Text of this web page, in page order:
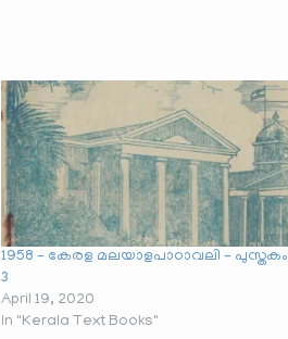
1958 – കേരള മലയാളപാഠാവലി – പുസ്തകം
3
April 19, 2020
In "Kerala Text Books"